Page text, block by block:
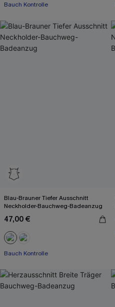
Bauch Kontrolle
Blau-Brauner Tiefer Ausschnitt
Neckholder-Bauchweg-Badeanzug
47,00 €
Mit Gratis-Maßband
Bauch Kontrolle